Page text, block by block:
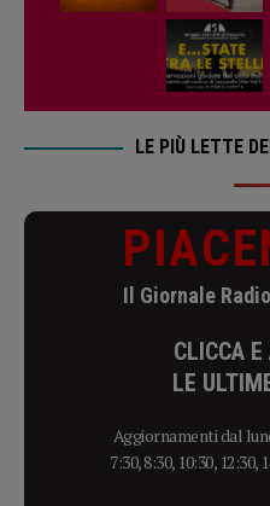
LE PIÙ LETTE
Il Giornale
CLICCA E
LE
Aggiornamenti dal
7:30, 8:30, 10:30, 12:30,